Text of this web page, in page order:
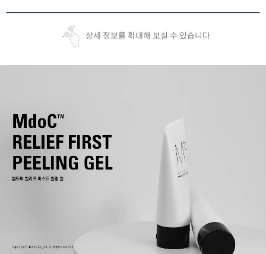
상세 정보를 확대해 보실 수 있습니다